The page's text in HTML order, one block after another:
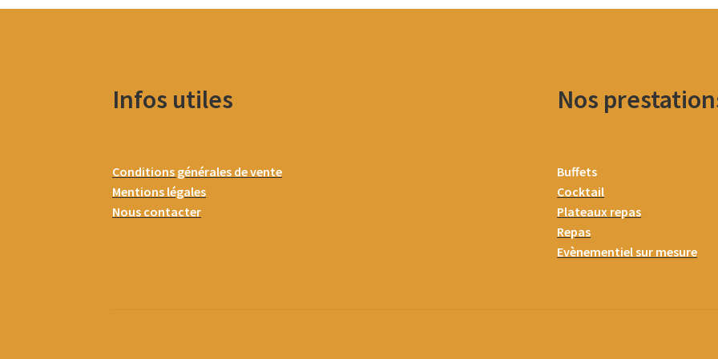
Infos utiles
Conditions générales de vente
Mentions légales
Nous contacter
Nos
Buffets
Cocktail
Plateaux repas
Repas
Evènementiel sur mesure